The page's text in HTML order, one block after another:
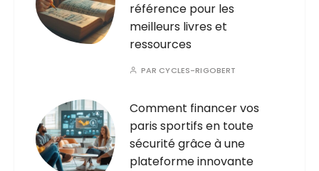
référence pour les
meilleurs livres et
ressources
PAR CYCLES-RIGOBERT
Comment financer vos
paris sportifs en toute
sécurité grâce à une
plateforme innovante